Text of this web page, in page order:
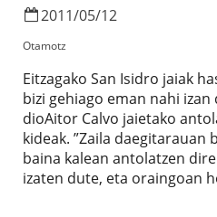
2011/05/12
Otamotz
Eitzagako San Isidro jaiak
bizi gehiago eman nahi
dioAitor Calvo jaietako
kideak. ”Zaila daegitarauan
baina kalean antolatzen
izaten dute, eta oraingoan